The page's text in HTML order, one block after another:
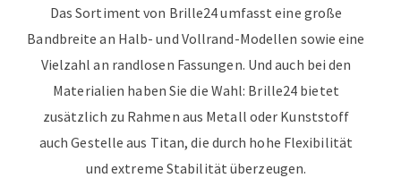
Das Sortiment von Brille24 umfasst eine große
Bandbreite an Halb- und Vollrand-Modellen sowie eine
Vielzahl an randlosen Fassungen. Und auch bei den
Materialien haben Sie die Wahl: Brille24 bietet
zusätzlich zu Rahmen aus Metall oder Kunststoff
auch Gestelle aus Titan, die durch hohe Flexibilität
und extreme Stabilität überzeugen.